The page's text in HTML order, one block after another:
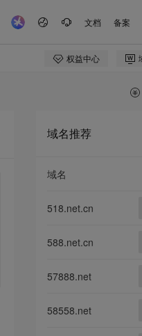
域名推荐
域名
518.net.cn
588.net.cn
57888.net
58558.net